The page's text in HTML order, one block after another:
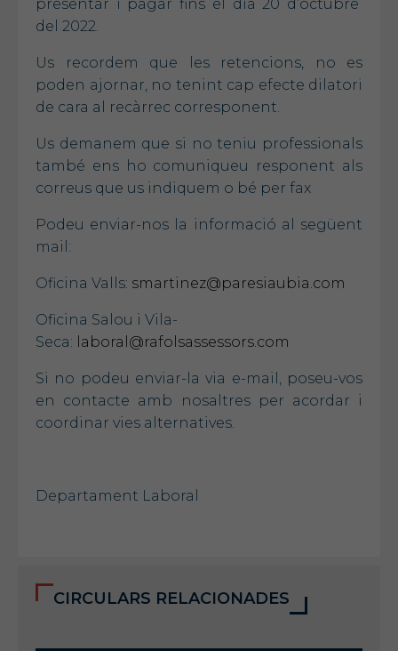
presentar i pagar fins el dia 20 d’octubre
del 2022.
Us recordem que les retencions, no es
poden ajornar, no tenint cap efecte dilatori
de cara al recàrrec corresponent.
Us demanem que si no teniu professionals
també ens ho comuniqueu responent als
correus que us indiquem o bé per fax
Podeu enviar-nos la informació al següent
mail:
Oficina Valls: smartinez@paresiaubia.com
Oficina Salou i Vila-
Seca: laboral@rafolsassessors.com
Si no podeu enviar-la via e-mail, poseu-vos
en contacte amb nosaltres per acordar i
coordinar vies alternatives.
Departament Laboral
CIRCULARS RELACIONADES